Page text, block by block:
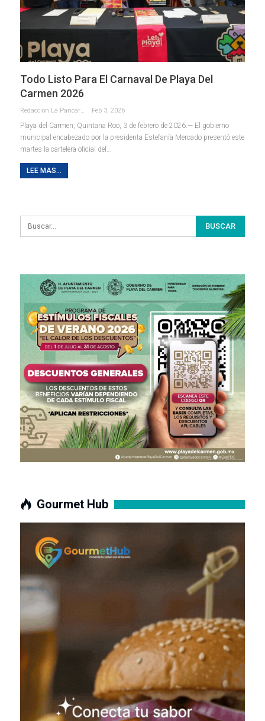
Todo Listo Para El Carnaval De Playa Del
Carmen 2026
Redaccion La Pancarta De Quintana Roo Feb 3, 2026
Playa del Carmen, Quintana Roo, 3 de febrero de 2026.— El gobierno
municipal encabezado por la presidenta Estefanía Mercado presentó este
martes la cartelera oficial del …
LEE MAS...
Gourmet Hub